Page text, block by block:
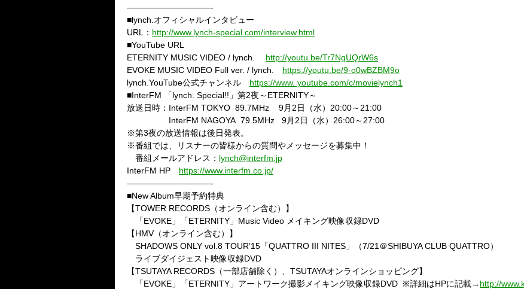
——————————-
■lynch.オフィシャルインタビュー
URL： http://www.lynch-special.com/interview.html
■YouTube URL
ETERNITY MUSIC VIDEO / lynch. http://youtu.be/Tr7NgUQrW6s
EVOKE MUSIC VIDEO Full ver. / lynch. https://youtu.be/9-o0wBZBM9o
lynch.YouTube公式チャンネル https://www. youtube.com/c/movielynch1
■InterFM 「lynch. Special!!」第2夜～ETERNITY～
放送日時：InterFM TOKYO 89.7MHz 9月2日（水）20:00～21:00
InterFM NAGOYA 79.5MHz 9月2日（水）26:00～27:00
※第3夜の放送情報は後日発表。
※番組では、リスナーの皆様からの質問やメッセージを募集中！
番組メールアドレス： lynch@interfm.jp
InterFM HP https://www.interfm.co.jp/
——————————-
■New Album早期予約特典
【TOWER RECORDS（オンライン含む）】
「EVOKE」「ETERNITY」Music Video メイキング映像収録DVD
【HMV（オンライン含む）】
SHADOWS ONLY vol.8 TOUR’15「QUATTRO III NITES」（7/21＠SHIBUYA CLUB QUATTRO）
ライブダイジェスト映像収録DVD
【TSUTAYA RECORDS（一部店舗除く）、TSUTAYAオンラインショッピング】
「EVOKE」「ETERNITY」アートワーク撮影メイキング映像収録DVD ※詳細はHPに記載→ http://